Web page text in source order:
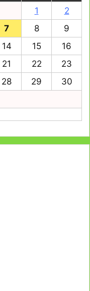
1
2
7 8
9
14 15
16
21 22
23
28 29
30